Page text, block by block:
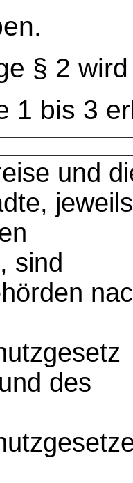
§ 2
1 bis 3
und
jeweils
sind
des